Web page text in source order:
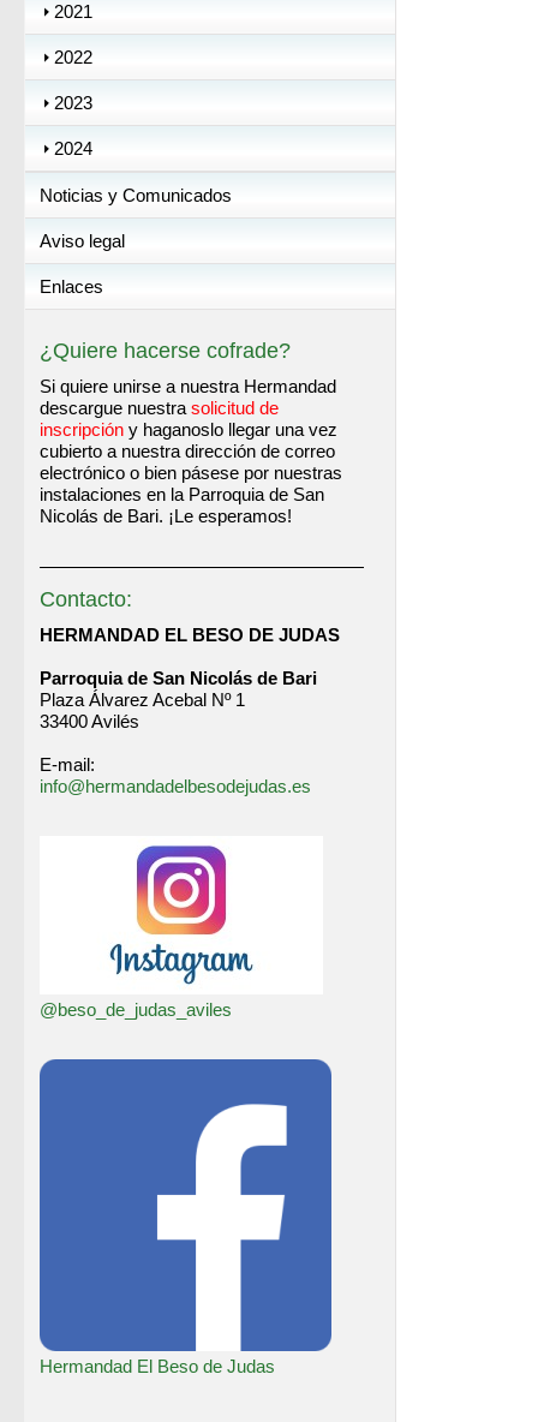
2021
2022
2023
2024
Noticias y Comunicados
Aviso legal
Enlaces
¿Quiere hacerse cofrade?
Si quiere unirse a nuestra Hermandad
descargue nuestra solicitud de
inscripción y haganoslo llegar una vez
cubierto a nuestra dirección de correo
electrónico o bien pásese por nuestras
instalaciones en la Parroquia de San
Nicolás de Bari. ¡Le esperamos!
Contacto:
HERMANDAD EL BESO DE JUDAS
Parroquia de San Nicolás de Bari
Plaza Álvarez Acebal Nº 1
33400 Avilés
E-mail:
info@hermandadelbesodejudas.es
@beso_de_judas_aviles
Hermandad El Beso de Judas